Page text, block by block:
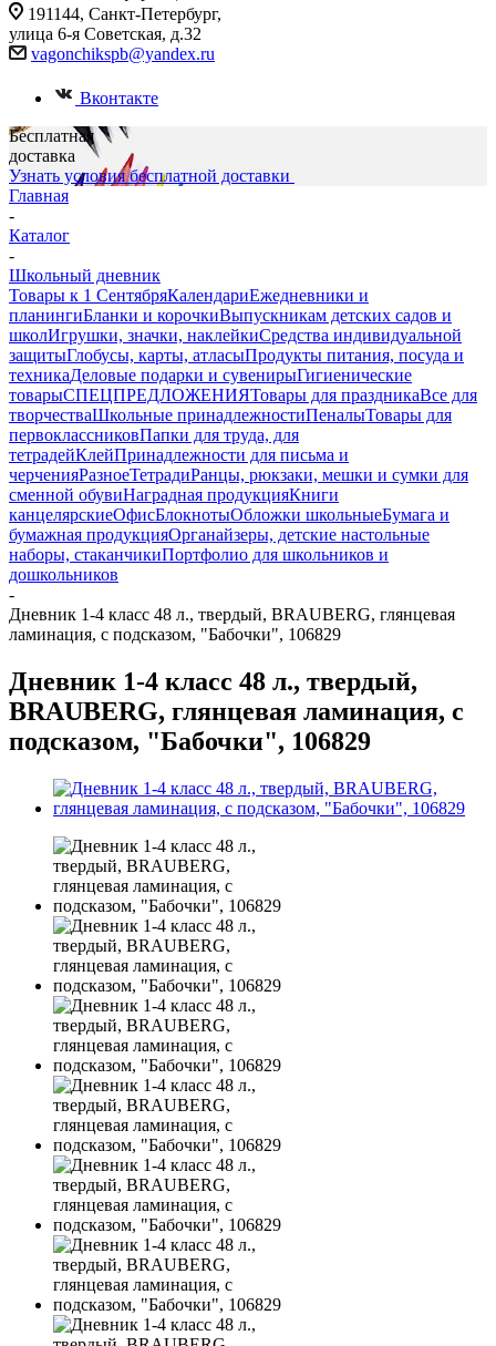
191144, Санкт-Петербург,
улица 6-я Советская, д.32
vagonchikspb@yandex.ru
Вконтакте
Бесплатная
доставка
Узнать условия бесплатной доставки
Главная
-
Каталог
-
Школьный дневник
Товары к 1 СентябряКалендариЕжедневники и
планингиБланки и корочкиВыпускникам детских садов и
школИгрушки, значки, наклейкиСредства индивидуальной
защитыГлобусы, карты, атласыПродукты питания, посуда и
техникаДеловые подарки и сувенирыГигиенические
товарыСПЕЦПРЕДЛОЖЕНИЯТовары для праздникаВсе для
творчестваШкольные принадлежностиПеналыТовары для
первоклассниковПапки для труда, для
тетрадейКлейПринадлежности для письма и
черченияРазноеТетрадиРанцы, рюкзаки, мешки и сумки для
сменной обувиНаградная продукцияКниги
канцелярскиеОфисБлокнотыОбложки школьныеБумага и
бумажная продукцияОрганайзеры, детские настольные
наборы, стаканчикиПортфолио для школьников и
дошкольников
-
Дневник 1-4 класс 48 л., твердый, BRAUBERG, глянцевая
ламинация, с подсказом, "Бабочки", 106829
Дневник 1-4 класс 48 л., твердый,
BRAUBERG, глянцевая ламинация, с
подсказом, "Бабочки", 106829